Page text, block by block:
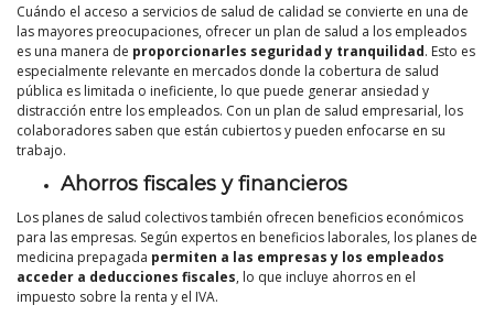
Cuándo el acceso a servicios de salud de calidad se convierte en una de
las mayores preocupaciones, ofrecer un plan de salud a los empleados
es una manera de proporcionarles seguridad y tranquilidad. Esto es
especialmente relevante en mercados donde la cobertura de salud
pública es limitada o ineficiente, lo que puede generar ansiedad y
distracción entre los empleados. Con un plan de salud empresarial, los
colaboradores saben que están cubiertos y pueden enfocarse en su
trabajo.
Ahorros fiscales y financieros
Los planes de salud colectivos también ofrecen beneficios económicos
para las empresas. Según expertos en beneficios laborales, los planes de
medicina prepagada permiten a las empresas y los empleados
acceder a deducciones fiscales, lo que incluye ahorros en el
impuesto sobre la renta y el IVA.